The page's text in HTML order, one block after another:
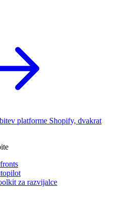
platforme Shopify, dvakrat
za razvijalce